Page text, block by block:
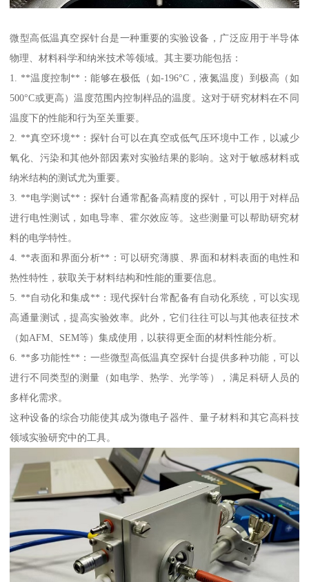
微型高低温真空探针台是一种重要的实验设备，广泛应用于半导体
物理、材料科学和纳米技术等领域。其主要功能包括：
1. **温度控制**：能够在极低（如-196°C，液氮温度）到极高（如
500°C或更高）温度范围内控制样品的温度。这对于研究材料在不同
温度下的性能和行为至关重要。
2. **真空环境**：探针台可以在真空或低气压环境中工作，以减少
氧化、污染和其他外部因素对实验结果的影响。这对于敏感材料或
纳米结构的测试尤为重要。
3. **电学测试**：探针台通常配备高精度的探针，可以用于对样品
进行电性测试，如电导率、霍尔效应等。这些测量可以帮助研究材
料的电学特性。
4. **表面和界面分析**：可以研究薄膜、界面和材料表面的电性和
热性特性，获取关于材料结构和性能的重要信息。
5. **自动化和集成**：现代探针台常配备有自动化系统，可以实现
高通量测试，提高实验效率。此外，它们往往可以与其他表征技术
（如AFM、SEM等）集成使用，以获得更全面的材料性能分析。
6. **多功能性**：一些微型高低温真空探针台提供多种功能，可以
进行不同类型的测量（如电学、热学、光学等），满足科研人员的
多样化需求。
这种设备的综合功能使其成为微电子器件、量子材料和其它高科技
领域实验研究中的工具。